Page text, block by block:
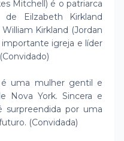
Mitchell) é o patriarca
Eilzabeth Kirkland
Kirkland (Jordan
igreja e líder
é uma mulher gentil e
Nova York. Sincera e
surpreendida por uma
(Convidada)